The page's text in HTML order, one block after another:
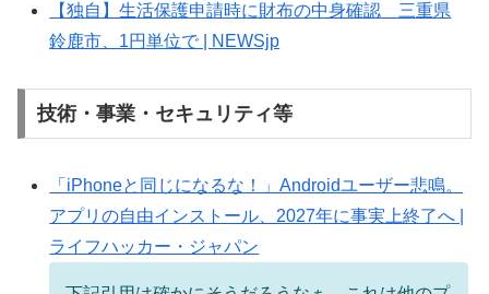
【独自】生活保護申請時に財布の中身確認 三重県
鈴鹿市、1円単位で | NEWSjp
技術・事業・セキュリティ等
「iPhoneと同じになるな！」Androidユーザー悲鳴。
アプリの自由インストール、2027年に事実上終了へ |
ライフハッカー・ジャパン